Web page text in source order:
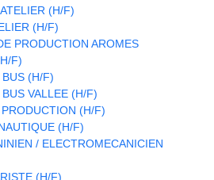
(H/F)
(H/F)
PRODUCTION AROMES
F)
(H/F)
VALLEE (H/F)
(H/F)
(H/F)
/ ELECTROMECANICIEN
(H/F)